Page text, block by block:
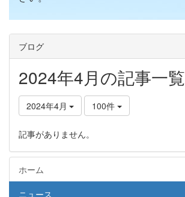
ブログ
2024年4月の記事一覧
2024年4月 100件
記事がありません。
ホーム
ニュース